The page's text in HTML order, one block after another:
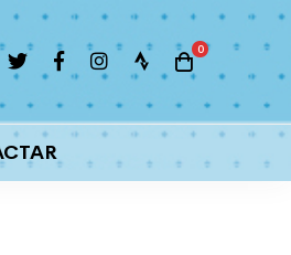
Liga interna
Importantes premios